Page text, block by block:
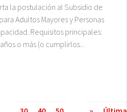
la postulación al Subsidio de
Adultos Mayores y Personas
Requisitos principales:
o más (o cumplirlos...